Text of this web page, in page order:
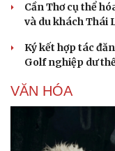
Cần Thơ cụ thể
và du khách Thái
Ký kết hợp tác
Golf nghiệp dư
VĂN HÓA